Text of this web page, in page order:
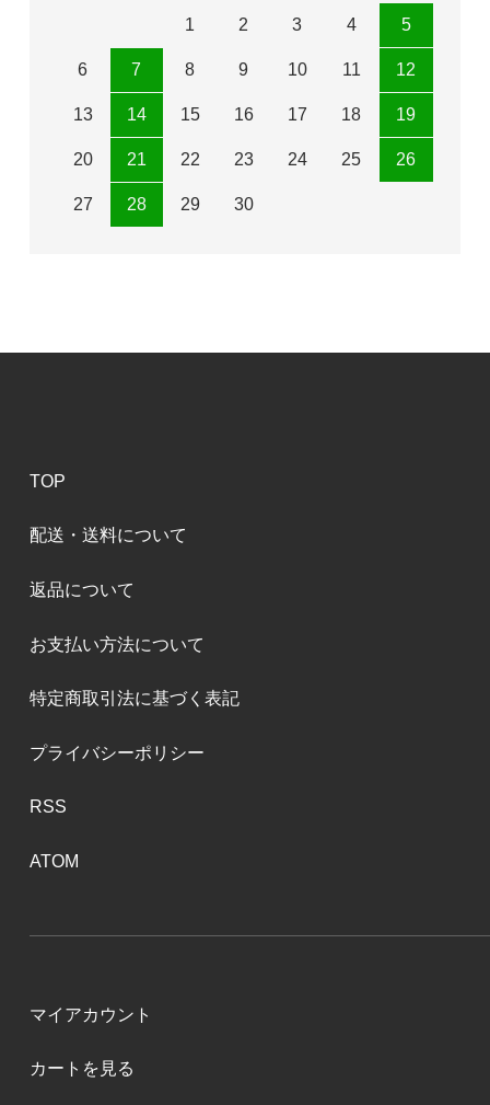
1 2 3 4 5
6 7 8 9 10 11 12
13 14 15 16 17 18 19
20 21 22 23 24 25 26
27 28 29 30
TOP
配送・送料について
返品について
お支払い方法について
特定商取引法に基づく表記
プライバシーポリシー
RSS
ATOM
マイアカウント
カートを見る